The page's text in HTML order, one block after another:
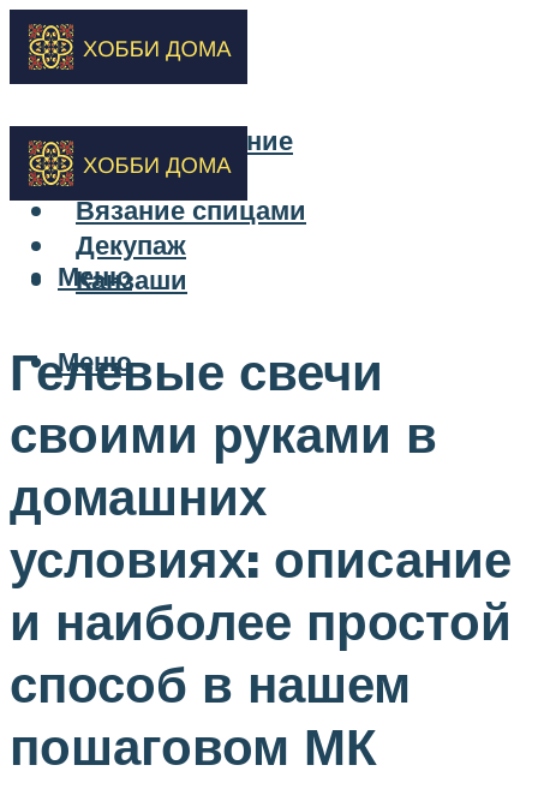
Бисероплетение
Вышивка
Вязание спицами
Декупаж
Канзаши
Меню
Меню
Гелевые свечи
своими руками в
домашних
условиях: описание
и наиболее простой
способ в нашем
пошаговом МК